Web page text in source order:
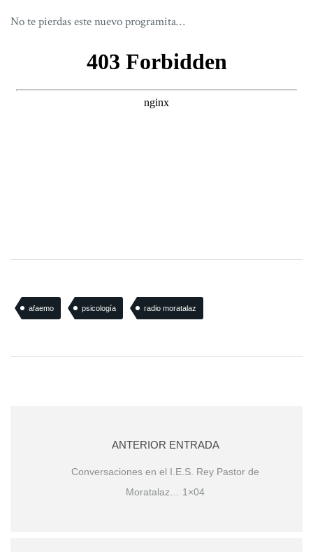
No te pierdas este nuevo programita…
afaemo psicología radio moratalaz
ANTERIOR ENTRADA
Conversaciones en el I.E.S. Rey Pastor de
Moratalaz… 1×04